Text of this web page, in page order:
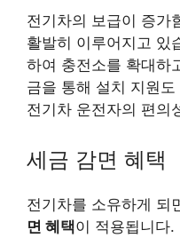
전기차의 보급이 증가
활발히 이루어지고 있
하여 충전소를 확대하
금을 통해 설치 지원
전기차 운전자의 편의
세금 감면 혜택
전기차를 소유하게 되
면 혜택이 적용됩니다